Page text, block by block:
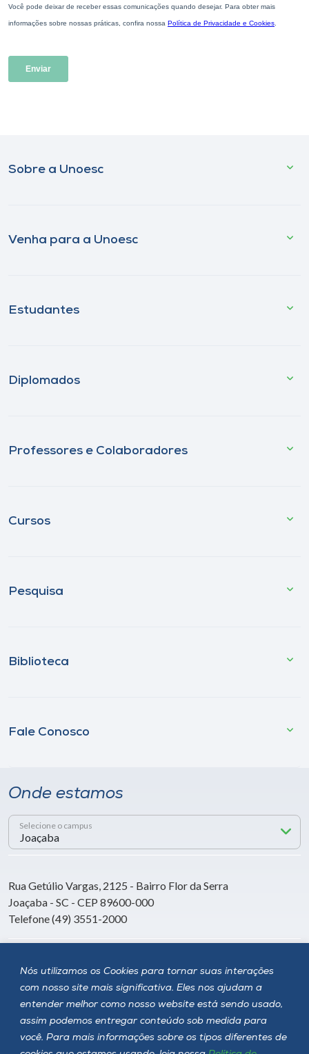
Nós utilizamos os Cookies para tornar suas interações
com nosso site mais significativa. Eles nos ajudam a
entender melhor como nosso website está sendo usado,
assim podemos entregar conteúdo sob medida para
você. Para mais informações sobre os tipos diferentes de
Sobre a Unoesc
Venha para a Unoesc
Estudantes
Diplomados
Professores e Colaboradores
Cursos
Pesquisa
Biblioteca
Fale Conosco
Onde estamos
Selecione o campus
Rua Getúlio Vargas, 2125 - Bairro Flor da Serra
Joaçaba - SC - CEP 89600-000
Telefone (49) 3551-2000
Siga a Unoesc